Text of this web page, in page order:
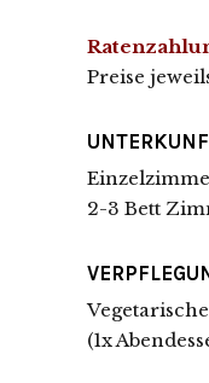
Preise
2-3 Bett
(1x